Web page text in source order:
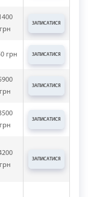
грн
ЗАПИСАТИСЯ
грн ЗАПИСАТИСЯ
грн
ЗАПИСАТИСЯ
грн
ЗАПИСАТИСЯ
грн
ЗАПИСАТИСЯ